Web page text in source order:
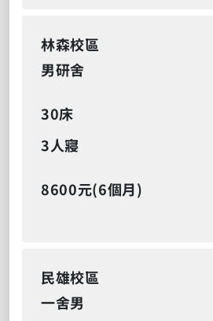
林森校區
男研舍
30床
3人寢
8600元(6個月)
民雄校區
一舍男